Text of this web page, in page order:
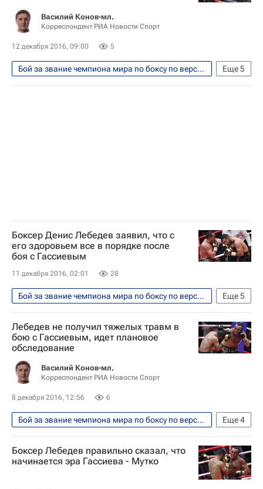
Василий Конов-мл.
Корреспондент РИА Новости Спорт
12 декабря 2016, 09:00 5
Еще5
Бой за звание чемпиона мира по боксу по версиям WBA и IBF между россиянами Денисом Лебедевым и Муратом Гассиевым прошел 3 декабря 2016
Единоборства
Спорт
WBA
Боксер Денис Лебедев заявил, что с
его здоровьем все в порядке после
боя с Гассиевым
11 декабря 2016, 02:01 28
Еще5
Бой за звание чемпиона мира по боксу по версиям WBA и IBF между россиянами Денисом Лебедевым и Муратом Гассиевым прошел 3 декабря 2016
Единоборства
Спорт
WBA
IBF
Денис Лебедев
Лебедев не получил тяжелых травм в
бою с Гассиевым, идет плановое
обследование
Василий Конов-мл.
Корреспондент РИА Новости Спорт
8 декабря 2016, 12:56 6
Еще4
Бой за звание чемпиона мира по боксу по версиям WBA и IBF между россиянами Денисом Лебедевым и Муратом Гассиевым прошел 3 декабря 2016
Единоборства
Спорт
Андрей Рябинский
Денис Лебедев
Боксер Лебедев правильно сказал, что
начинается эра Гассиева - Мутко